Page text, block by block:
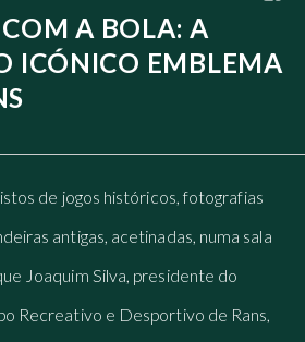
A BOLA: A
ICÓNICO EMBLEMA
de jogos históricos, fotografias
antigas, acetinadas, numa sala
Joaquim Silva, presidente do
Recreativo e Desportivo de Rans,